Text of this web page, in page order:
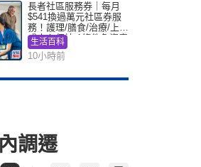
長者社區服務券｜每月
$541換過萬元社區券服
務！護理/膳食/治療/上門
或中心任揀 1條件免資產
審查（附申請資格及教
學）
生活百科
10小時前
調遷